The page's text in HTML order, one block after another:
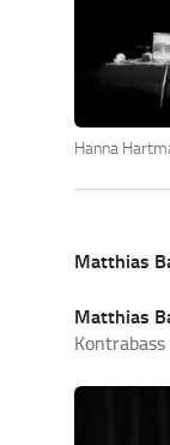
Hanna
Matthias
Matthias
Kontrabass